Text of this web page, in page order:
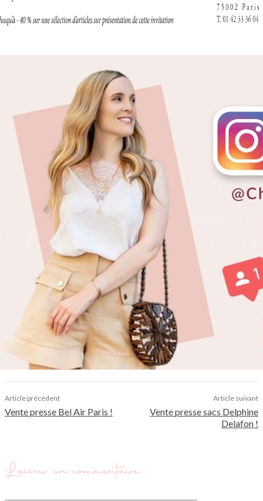
Article précédent
Vente presse Bel Air Paris !
Article suivant
Vente presse sacs Delphine
Delafon !
Laisser un commentaire